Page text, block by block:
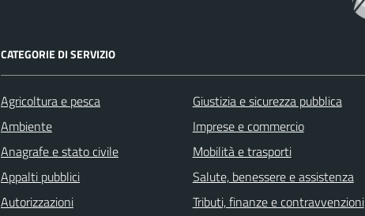
CATEGORIE DI SERVIZIO
Agricoltura e pesca
Ambiente
Anagrafe e stato civile
Appalti pubblici
Autorizzazioni
Giustizia e sicurezza pubblica
Imprese e commercio
Mobilità e trasporti
Salute, benessere e assistenza
Tributi, finanze e contravvenzioni